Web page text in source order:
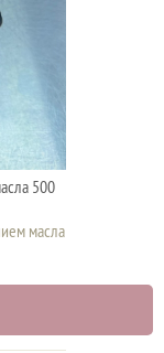
500
масла